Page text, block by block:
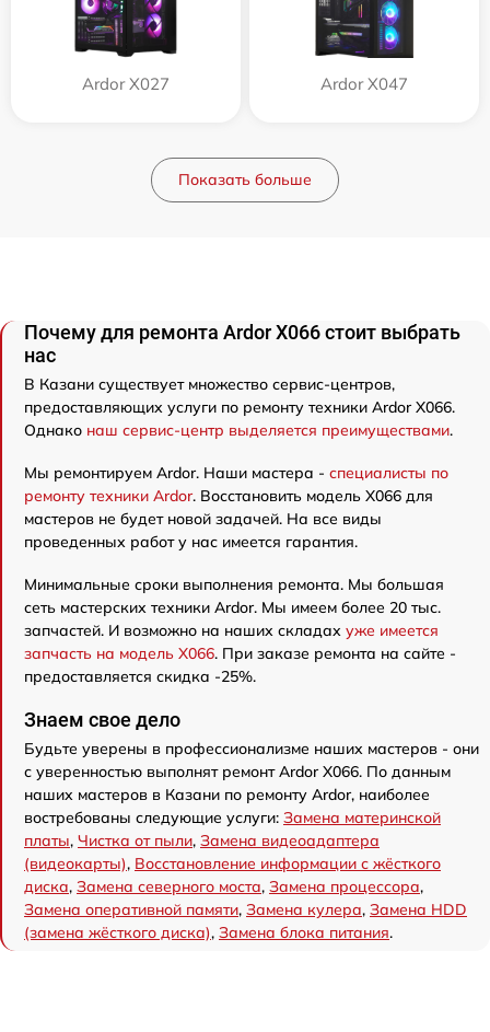
Ardor X027 Ardor X047
Показать больше
Почему для ремонта Ardor X066 стоит выбрать
нас
В Казани существует множество сервис-центров,
предоставляющих услуги по ремонту техники Ardor X066.
Однако наш сервис-центр выделяется преимуществами.
Мы ремонтируем Ardor. Наши мастера - специалисты по
ремонту техники Ardor. Восстановить модель X066 для
мастеров не будет новой задачей. На все виды
проведенных работ у нас имеется гарантия.
Минимальные сроки выполнения ремонта. Мы большая
сеть мастерских техники Ardor. Мы имеем более 20 тыс.
запчастей. И возможно на наших складах уже имеется
запчасть на модель X066. При заказе ремонта на сайте -
предоставляется скидка -25%.
Знаем свое дело
Будьте уверены в профессионализме наших мастеров - они
с уверенностью выполнят ремонт Ardor X066. По данным
наших мастеров в Казани по ремонту Ardor, наиболее
востребованы следующие услуги: Замена материнской
платы, Чистка от пыли, Замена видеоадаптера
(видеокарты), Восстановление информации с жёсткого
диска, Замена северного моста, Замена процессора,
Замена оперативной памяти, Замена кулера, Замена HDD
(замена жёсткого диска), Замена блока питания.